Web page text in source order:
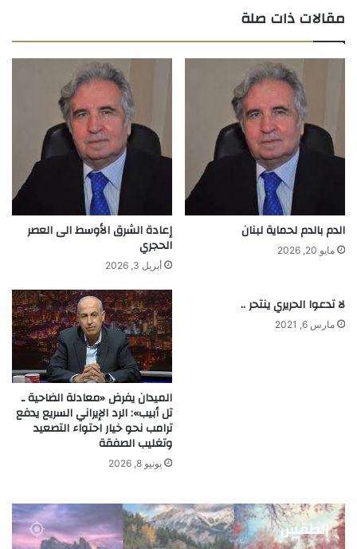
مقالات ذات صلة
الدم بالدم لحماية لبنان
مايو 20, 2026
إعادة الشرق الأوسط الى العصر
الحجري
أبريل 3, 2026
لا تدعوا الحريري ينتحر ..
مارس 6, 2021
الميدان يفرض «معادلة الضاحية ـ
تل أبيب»: الرد الإيراني السريع يدفع
ترامب نحو خيار احتواء التصعيد
وتغليب الصفقة
يونيو 8, 2026
الطقس